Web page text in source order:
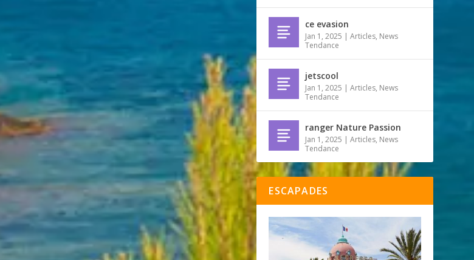
ce evasion
Jan 1, 2025 |Articles, News
Tendance
jetscool
Jan 1, 2025 |Articles, News
Tendance
ranger Nature Passion
Jan 1, 2025 |Articles, News
Tendance
ESCAPADES